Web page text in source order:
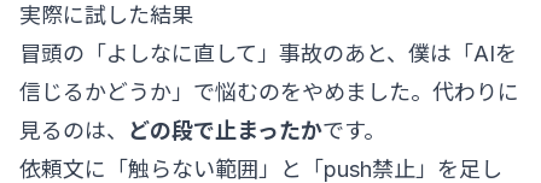
実際に試した結果
冒頭の「よしなに直して」事故のあと、僕は「AIを
信じるかどうか」で悩むのをやめました。代わりに
見るのは、 どの段で止まったかです。
依頼文に「触らない範囲」と「push禁止」を足し